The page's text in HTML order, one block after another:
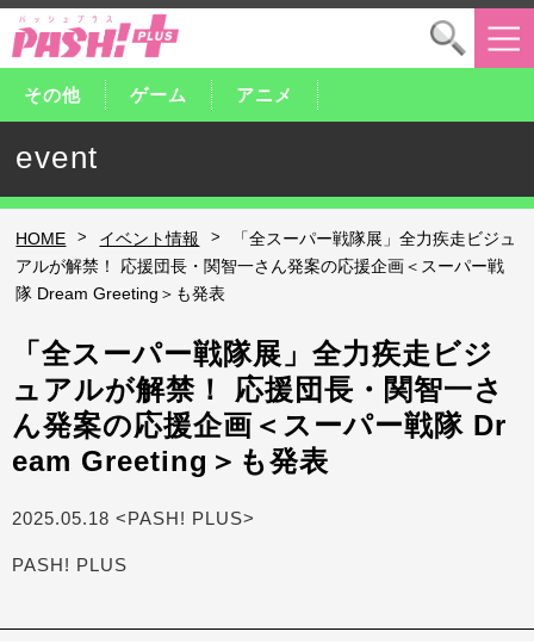
その他 ゲーム アニメ
event
HOME > イベント情報 >
「全スーパー戦隊展」全力疾走ビジュ
アルが解禁！ 応援団長・関智一さん発案の応援企画＜スーパー戦
隊 Dream Greeting＞も発表
「全スーパー戦隊展」全力疾走ビジ
ュアルが解禁！ 応援団長・関智一さ
ん発案の応援企画＜スーパー戦隊 Dr
eam Greeting＞も発表
2025.05.18 <PASH! PLUS>
PASH! PLUS